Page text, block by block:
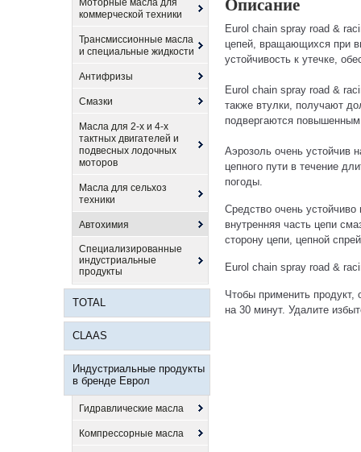
Моторные масла для
коммерческой техники
Трансмиссионные масла
и специальные жидкости
Антифризы
Смазки
Масла для 2-х и 4-х
тактных двигателей и
подвесных лодочных
моторов
Масла для сельхоз
техники
Автохимия
Специализированные
индустриальные
продукты
TOTAL
CLAAS
Индустриальные продукты
в бренде Еврол
Гидравлические масла
Компрессорные масла
Описание
Eurol chain spray road &
цепей, вращающихся при
устойчивость к утечке,
Eurol chain spray road &
также втулки, получают
подвергаются повышенным
Аэрозоль очень устойчив
цепного пути в течение
погоды.
Средство очень
внутренняя часть цепи
сторону цепи, цепной
Eurol chain spray road &
Чтобы применить продукт,
на 30 минут. Удалите